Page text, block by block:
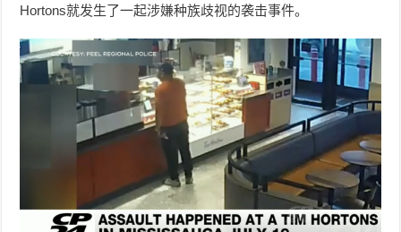
Hortons就发生了一起涉嫌种族歧视的袭击事件。